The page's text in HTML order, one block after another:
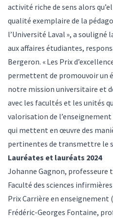
activité riche de sens alors
qualité exemplaire de la
l’Université Laval », a souligné
aux affaires étudiantes,
Bergeron. « Les Prix
permettent de promouvoir un
notre mission universitaire et
avec les facultés et les unités
valorisation de
qui mettent en œuvre des
pertinentes de transmettre le
Lauréates et lauréats 2024
Johanne Gagnon, professeure
Faculté des sciences infirmières
Prix Carrière en enseignement
Frédéric-Georges Fontaine,